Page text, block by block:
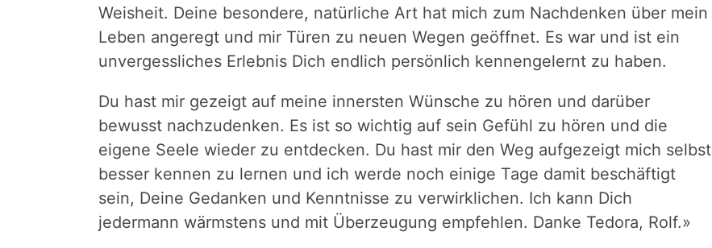
Weisheit. Deine besondere, natürliche Art hat mich zum Nachdenken über mein
Leben angeregt und mir Türen zu neuen Wegen geöffnet. Es war und ist ein
unvergessliches Erlebnis Dich endlich persönlich kennengelernt zu haben.
Du hast mir gezeigt auf meine innersten Wünsche zu hören und darüber
bewusst nachzudenken. Es ist so wichtig auf sein Gefühl zu hören und die
eigene Seele wieder zu entdecken. Du hast mir den Weg aufgezeigt mich selbst
besser kennen zu lernen und ich werde noch einige Tage damit beschäftigt
sein, Deine Gedanken und Kenntnisse zu verwirklichen. Ich kann Dich
jedermann wärmstens und mit Überzeugung empfehlen. Danke Tedora, Rolf.»